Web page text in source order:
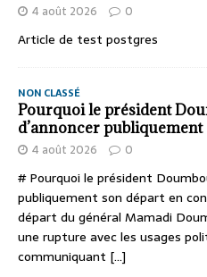
4 août 2026 0
Article de test postgres
NON CLASSÉ
Pourquoi le président
d’annoncer publiquement
4 août 2026 0
# Pourquoi le président
publiquement son départ en
départ du général Mamadi
une rupture avec les usages
communiquant [...]